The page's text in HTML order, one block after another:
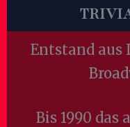
Entstand aus
Bis 1990 das